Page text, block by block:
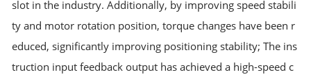
slot in the industry. Additionally, by improving speed stabili
ty and motor rotation position, torque changes have been r
educed, significantly improving positioning stability; The ins
truction input feedback output has achieved a high-speed c